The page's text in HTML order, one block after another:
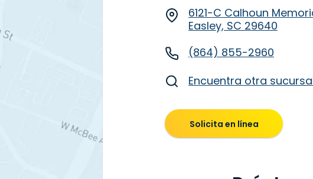
6121-C Calhoun
Easley, SC 29640
(864) 855-2960
Encuentra otra
Solicita en línea